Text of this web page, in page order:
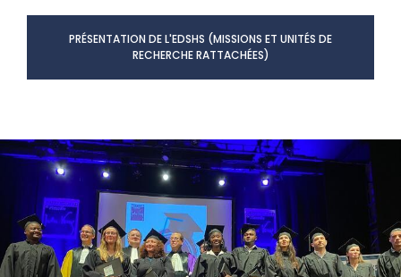
PRÉSENTATION DE L'EDSHS (MISSIONS ET UNITÉS DE
RECHERCHE RATTACHÉES)